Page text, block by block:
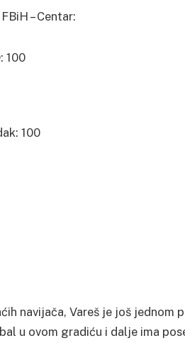
– Centar:
100
100
navijača, Vareš je još jednom
u ovom gradiću i dalje ima